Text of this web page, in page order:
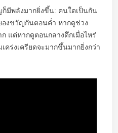
มีพลังมากยิ่งขึ้น: คนใดเป็นกัน
องขวัญกันตอนค่ำ หากดูช่วง
แต่หากดูตอนกลางดึกเมื่อไหร่
คร่งเครียดจะมากขึ้นมากยิ่งกว่า